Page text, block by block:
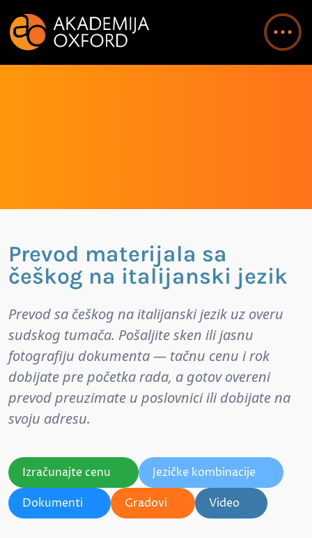
Prevod materijala sa
češkog na italijanski jezik
Prevod sa češkog na italijanski jezik uz overu
sudskog tumača. Pošaljite sken ili jasnu
fotografiju dokumenta — tačnu cenu i rok
dobijate pre početka rada, a gotov overeni
prevod preuzimate u poslovnici ili dobijate na
svoju adresu.
Izračunajte cenu
Jezičke kombinacije
Dokumenti
Gradovi Video